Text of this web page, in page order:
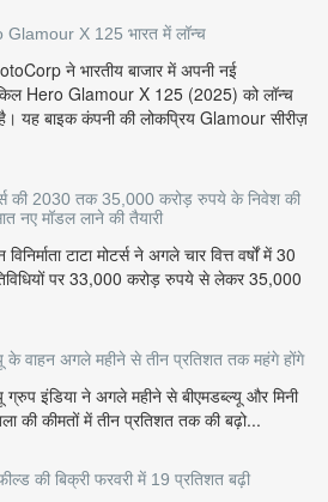
Glamour X 125 भारत में लॉन्च
ने भारतीय बाजार में अपनी नई
Hero Glamour X 125 (2025) को लॉन्च
यह बाइक कंपनी की लोकप्रिय Glamour सीरीज़
की 2030 तक 35,000 करोड़ रुपये के निवेश की
नए मॉडल लाने की तैयारी
टाटा मोटर्स ने अगले चार वित्त वर्षों में 30
पर 33,000 करोड़ रुपये से लेकर 35,000
के वाहन अगले महीने से तीन प्रतिशत तक महंगे होंगे
ग्रुप इंडिया ने अगले महीने से बीएमडब्ल्यू और मिनी
की कीमतों में तीन प्रतिशत तक की बढ़ो...
की बिक्री फरवरी में 19 प्रतिशत बढ़ी